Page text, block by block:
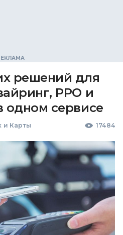
решений для
РРО и
одном сервисе
и Карты 17484